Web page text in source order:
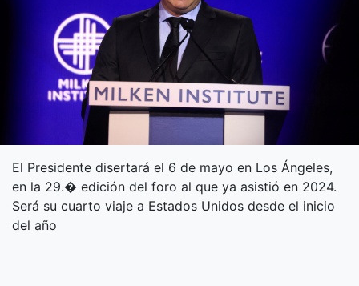
El Presidente disertará el 6 de mayo en Los Ángeles,
en la 29.� edición del foro al que ya asistió en 2024.
Será su cuarto viaje a Estados Unidos desde el inicio
del año